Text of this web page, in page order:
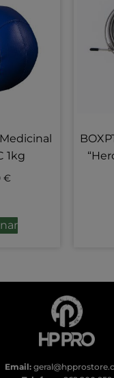
1kg
€
Email: